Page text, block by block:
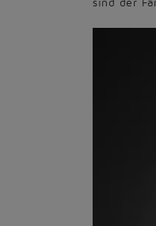
sind der